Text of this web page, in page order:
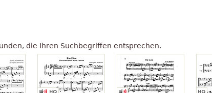
die Ihren Suchbegriffen entsprechen.